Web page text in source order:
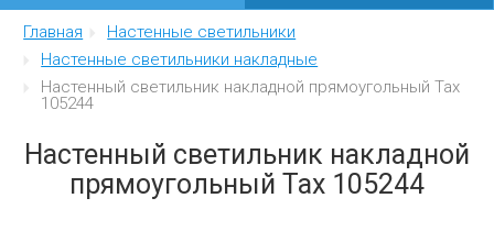
Люстры
Бра
Интерьерные
Уличные
Главная
Настенные светильники
Настенные светильники накладные
Настенный светильник накладной прямоугольный Tax
105244
Настенный светильник накладной
прямоугольный Tax 105244